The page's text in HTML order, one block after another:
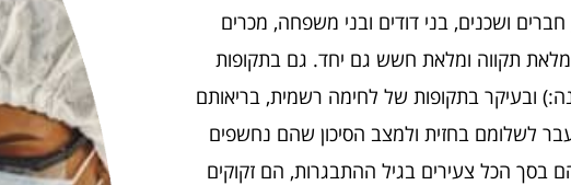
ושכנים, בני דודים ובני משפחה, מכרים
מלאת תקווה ומלאת חשש גם יחד. גם בתקופות
ובעיקר בתקופות של לחימה רשמית, בריאותם
לשלומם בחזית ולמצב הסיכון שהם נחשפים
הם בסך הכל צעירים בגיל ההתבגרות, הם זקוקים